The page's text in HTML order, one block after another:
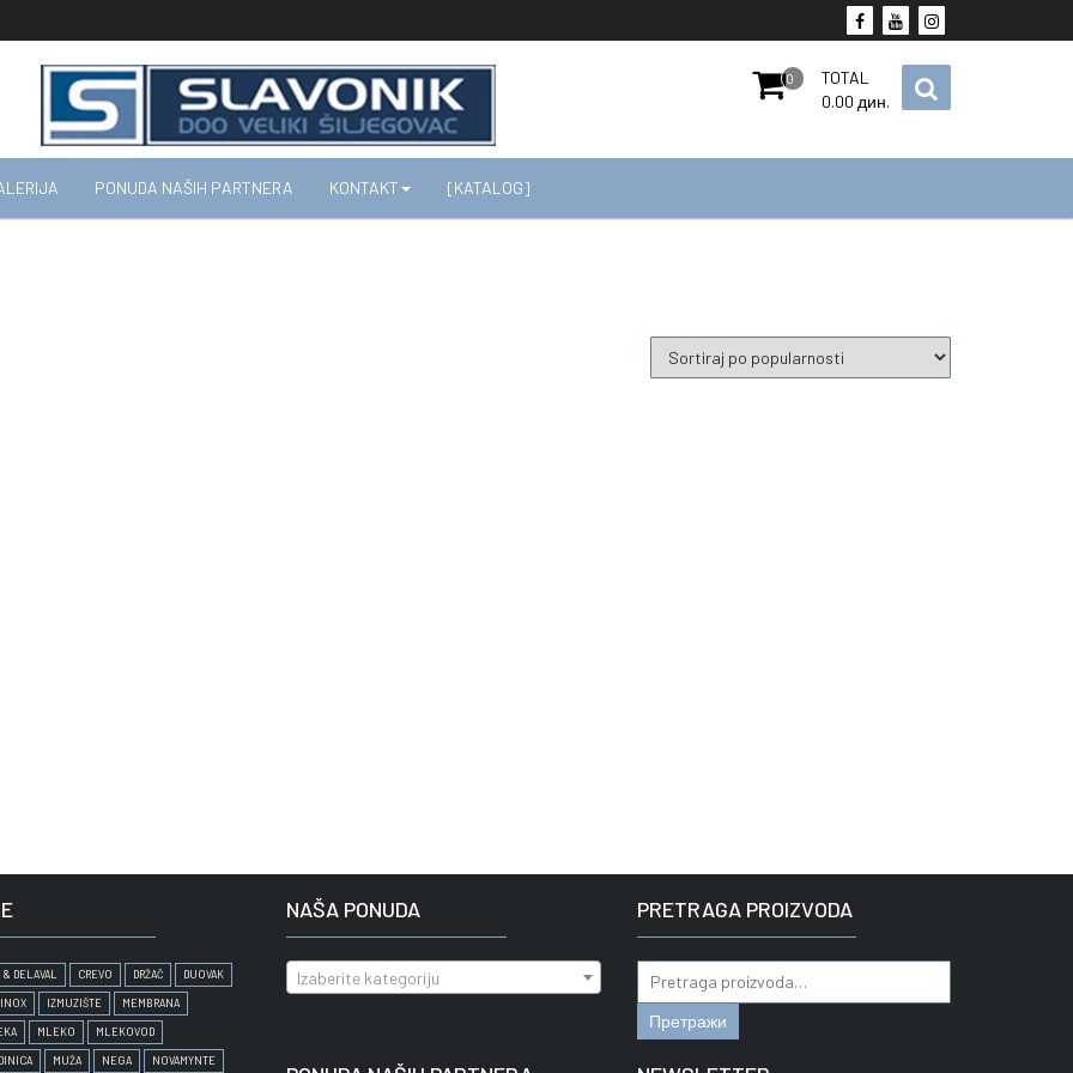
0
TOTAL
0.00 дин.
PONUDA NAŠIH PARTNERA KONTAKT [KATALOG]
& DELAVAL CREVO DRŽAČ DUOVAK
INOX IZMUZIŠTE MEMBRANA
MLEKO MLEKOVOD
MUŽA NEGA NOVAMYNTE
NAŠA PONUDA
Izaberite kategoriju
PRETRAGA PROIZVODA
Pretraga
Претражи